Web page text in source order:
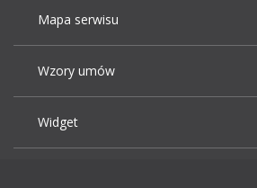
Mapa serwisu
Wzory umów
Widget